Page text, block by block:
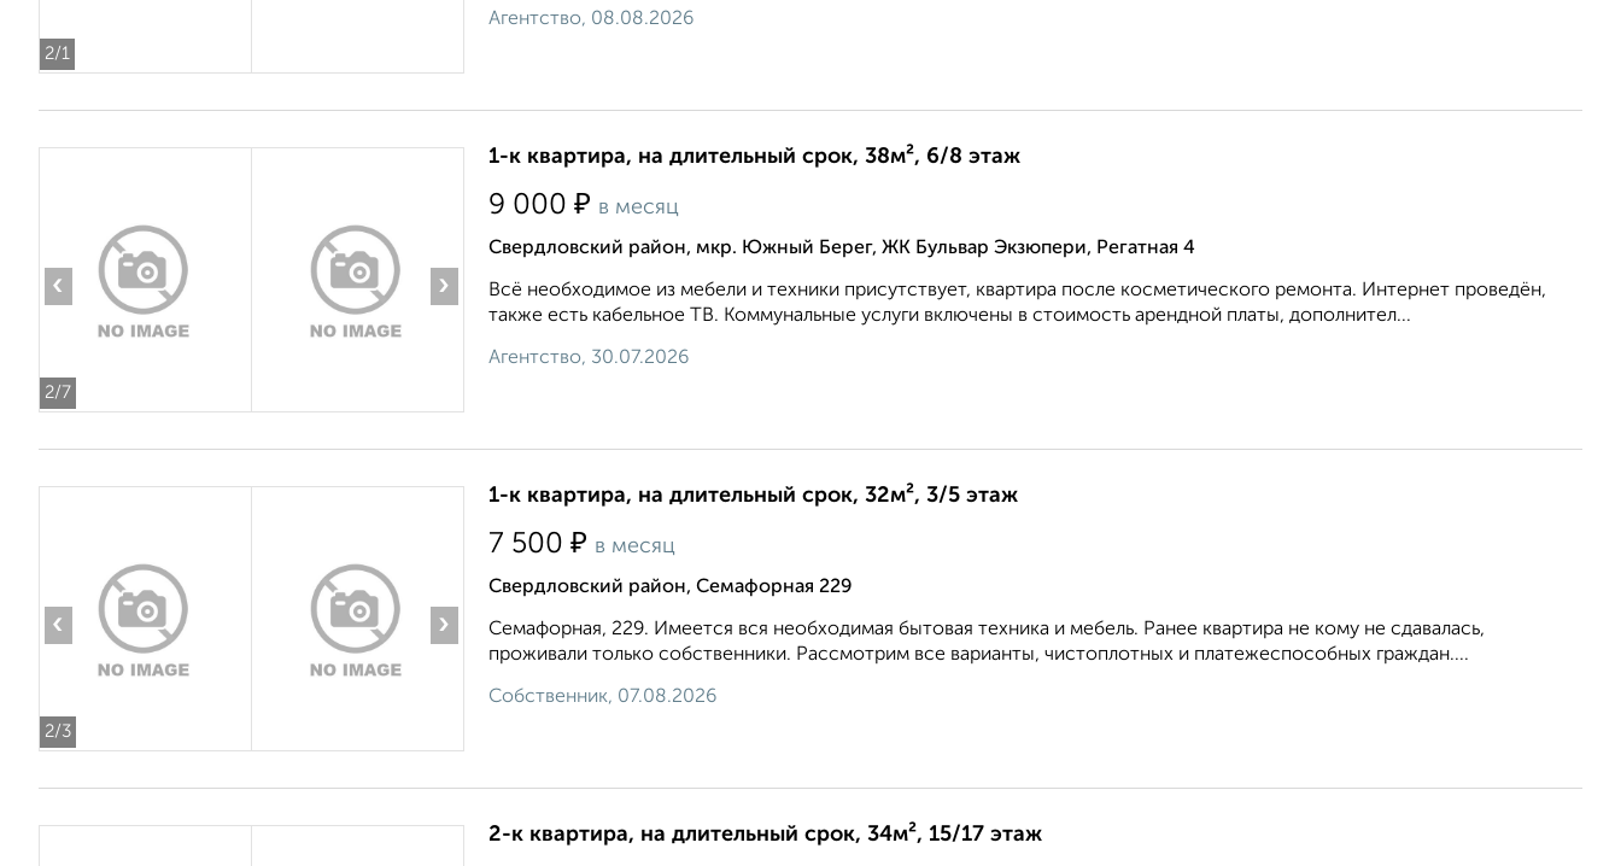
2/1
Агентство, 08.08.2026
2/7
‹ ›
1-к квартира, на длительный срок, 38м², 6/8 этаж
9 000 ₽ в месяц
Свердловский район, мкр. Южный Берег, ЖК Бульвар Экзюпери, Регатная 4
Всё необходимое из мебели и техники присутствует, квартира после косметического ремонта. Интернет проведён,
также есть кабельное ТВ. Коммунальные услуги включены в стоимость арендной платы, дополнител...
Агентство, 30.07.2026
2/3
‹ ›
1-к квартира, на длительный срок, 32м², 3/5 этаж
7 500 ₽ в месяц
Свердловский район, Семафорная 229
Семафорная, 229. Имеется вся необходимая бытовая техника и мебель. Ранее квартира не кому не сдавалась,
проживали только собственники. Рассмотрим все варианты, чистоплотных и платежеспособных граждан....
Собственник, 07.08.2026
2-к квартира, на длительный срок, 34м², 15/17 этаж